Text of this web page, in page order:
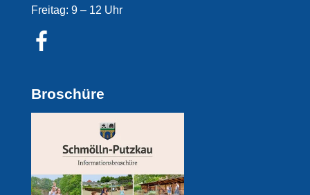
Freitag: 9 – 12 Uhr
Broschüre